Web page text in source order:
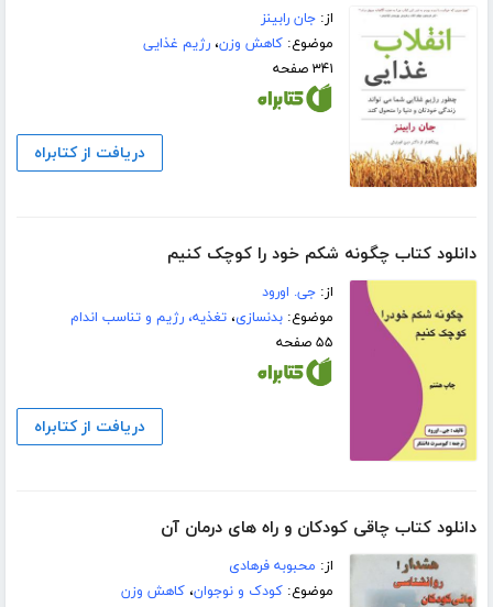
از:جان رابینز
موضوع:کاهش وزن،رژیم غذایی
۳۴۱ صفحه
دریافت از کتابراه
دانلود کتاب چگونه شکم خود را کوچک کنیم
از:جی. اورود
موضوع:بدنسازی،تغذیه، رژیم و تناسب اندام
۵۵ صفحه
دریافت از کتابراه
دانلود کتاب چاقی کودکان و راه های درمان آن
از: محبوبه فرهادی
موضوع:کودک و نوجوان،کاهش وزن